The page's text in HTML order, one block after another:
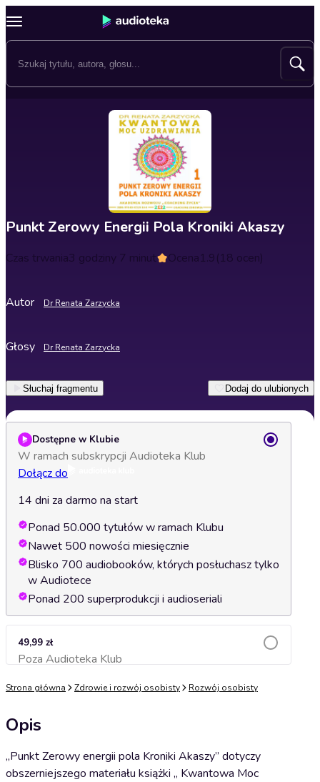
Punkt Zerowy Energii Pola Kroniki Akaszy
Czas trwania3 godziny 7 minut Ocena1.9(18 ocen)
Autor Dr Renata Zarzycka
Głosy Dr Renata Zarzycka
Słuchaj fragmentu Dodaj do ulubionych
Dostępne w Klubie
W ramach subskrypcji Audioteka Klub
Dołącz do
14 dni za darmo na start
Ponad 50.000 tytułów w ramach Klubu
Nawet 500 nowości miesięcznie
Blisko 700 audiobooków, których posłuchasz tylko
w Audiotece
Ponad 200 superprodukcji i audioseriali
49,99 zł
Poza Audioteka KlubDodaj do koszyka
Strona główna Zdrowie i rozwój osobisty Rozwój osobisty
Opis
„Punkt Zerowy energii pola Kroniki Akaszy” dotyczy
obszerniejszego materiału książki „ Kwantowa Moc